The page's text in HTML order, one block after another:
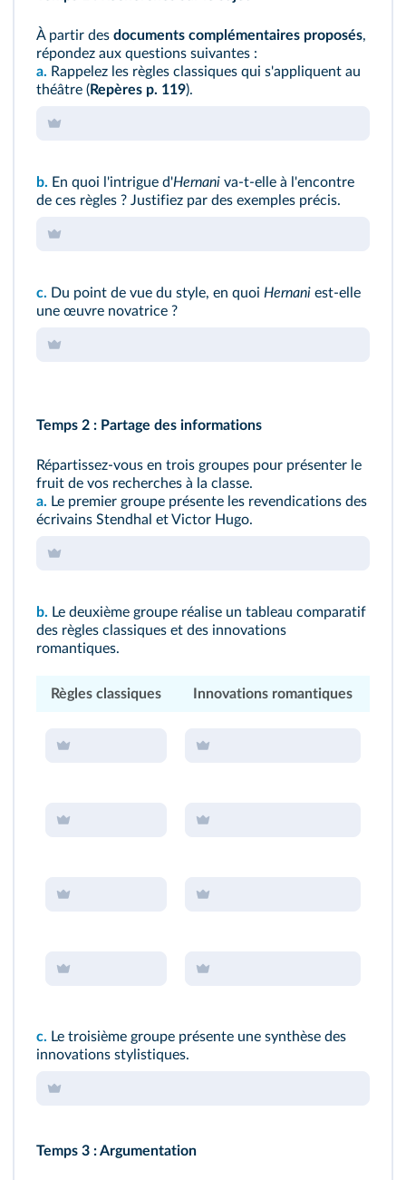
À partir des documents complémentaires proposés,
répondez aux questions suivantes :
a. Rappelez les règles classiques qui s'appliquent au
théâtre (Repères p. 119).
b. En quoi l'intrigue d'Hernani va‑t‑elle à l'encontre
de ces règles ? Justifiez par des exemples précis.
c. Du point de vue du style, en quoi Hernani est‑elle
une œuvre novatrice ?
Temps 2 : Partage des informations
Répartissez‑vous en trois groupes pour présenter le
fruit de vos recherches à la classe.
a. Le premier groupe présente les revendications des
écrivains Stendhal et Victor Hugo.
b. Le deuxième groupe réalise un tableau comparatif
des règles classiques et des innovations
romantiques.
Règles classiques Innovations romantiques
c. Le troisième groupe présente une synthèse des
innovations stylistiques.
Temps 3 : Argumentation